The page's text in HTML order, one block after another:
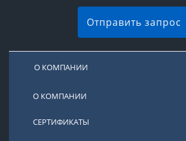
Отправить запрос
О КОМПАНИИ
О КОМПАНИИ
СЕРТИФИКАТЫ